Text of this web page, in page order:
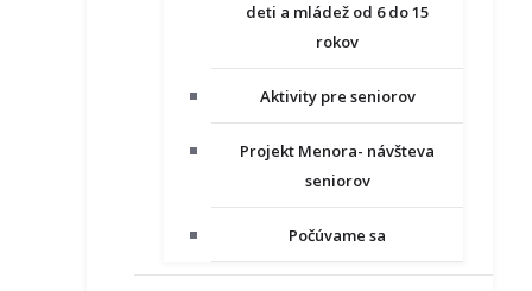
deti a mládež od 6 do 15
rokov
Aktivity pre seniorov
Projekt Menora- návšteva
seniorov
Počúvame sa